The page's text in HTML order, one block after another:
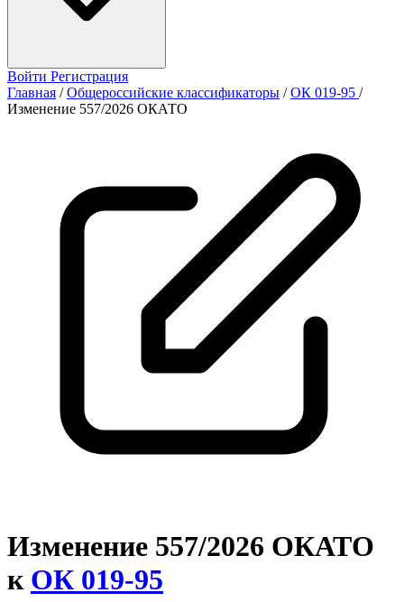
Войти Регистрация
Главная / Общероссийские классификаторы / ОК 019-95 /
Изменение 557/2026 ОКАТО
Изменение 557/2026 ОКАТО
к ОК 019-95